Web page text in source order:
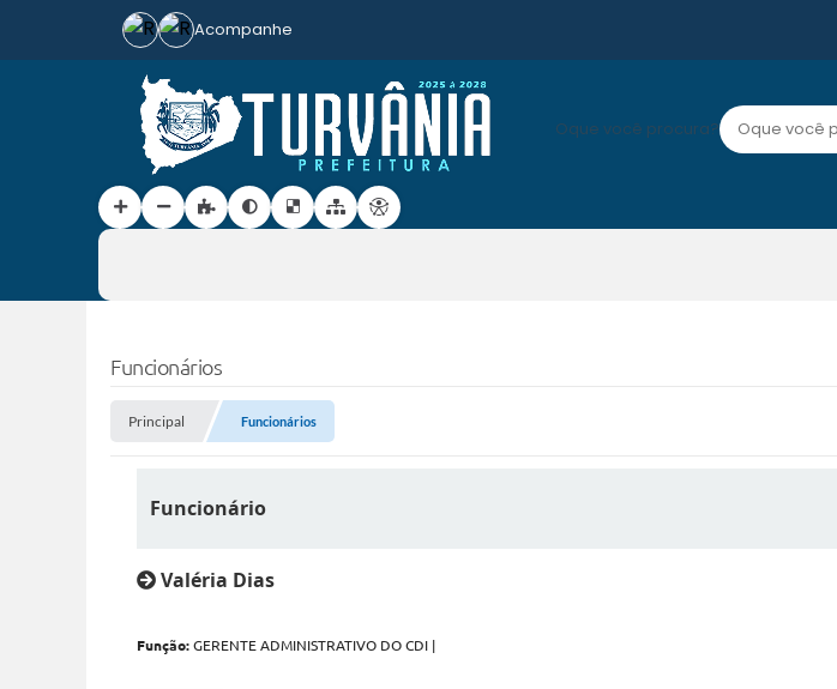
Oque você procura?
Acompanhe
Funcionários
Principal Funcionários
Funcionário
Valéria Dias
Função:GERENTE ADMINISTRATIVO DO CDI |